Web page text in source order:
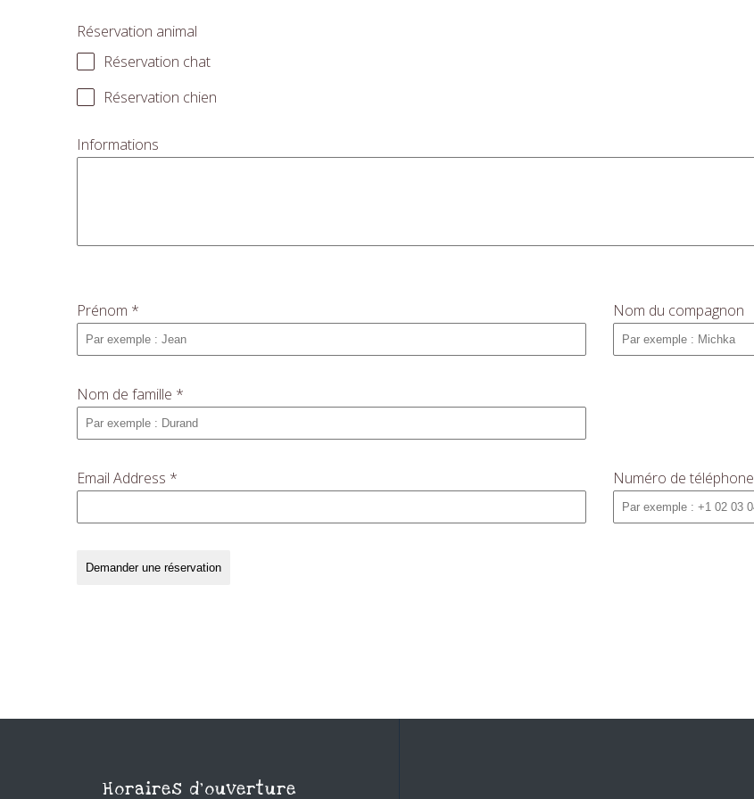
Réservation animal
Réservation chat
Réservation chien
Informations
Prénom * Nom du compagnon
Nom de famille *
Email Address * Numéro de téléphone
Demander une réservation
Horaires d'ouverture